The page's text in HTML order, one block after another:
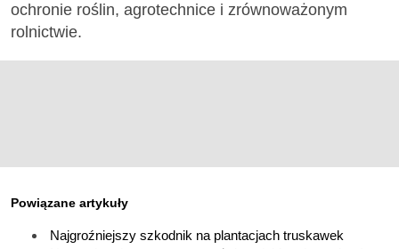
ochronie roślin, agrotechnice i zrównoważonym
rolnictwie.
Powiązane artykuły
Najgroźniejszy szkodnik na plantacjach truskawek